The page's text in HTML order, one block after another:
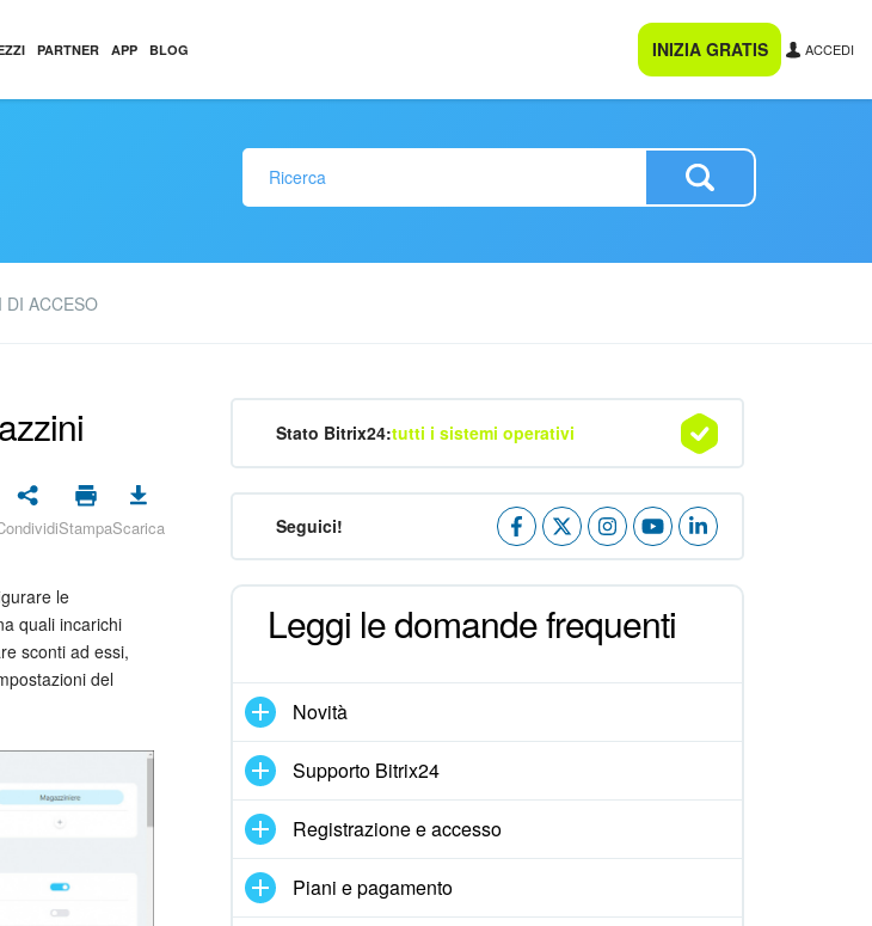
PARTNER APP BLOG INIZIA GRATIS ACCEDI
DI ACCESO
StampaScarica
le
quali incarichi
sconti ad essi,
del
Stato Bitrix24:tutti i sistemi operativi
Seguici!
Leggi le domande frequenti
Novità
Supporto Bitrix24
Registrazione e accesso
Piani e pagamento